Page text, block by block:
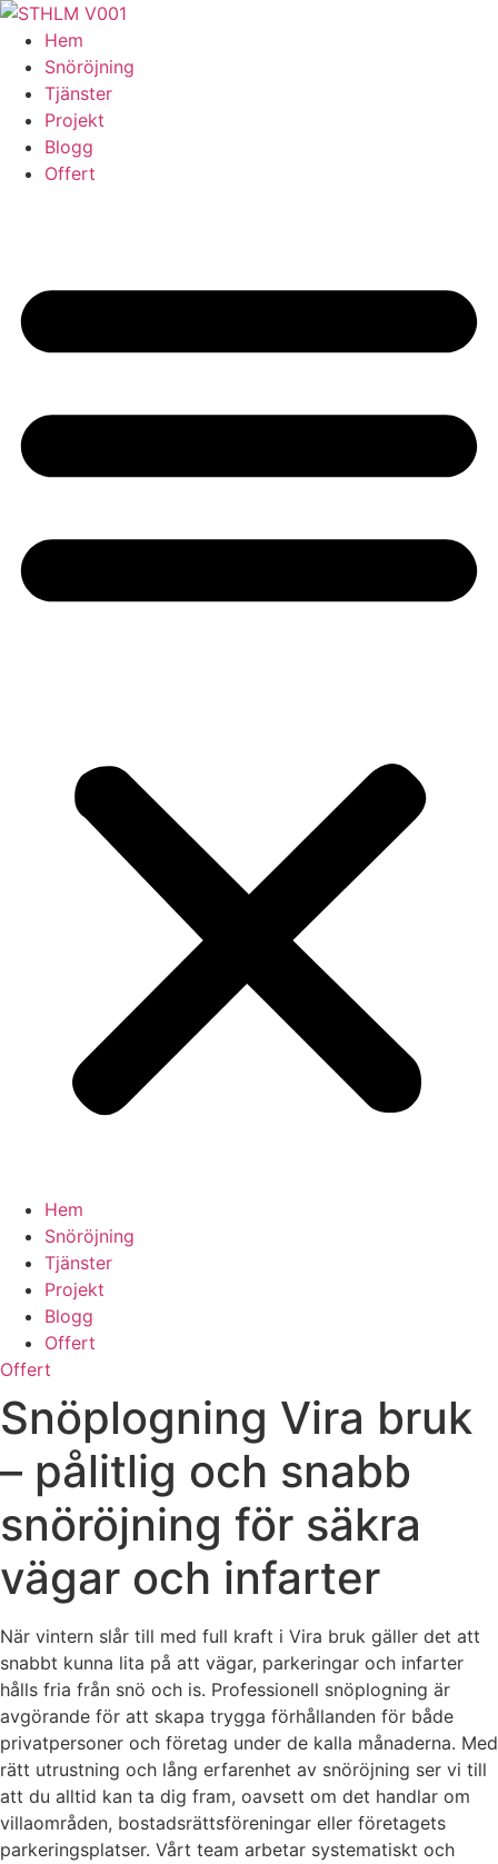
Skip
content
Hem
Snöröjning
Tjänster
Projekt
Blogg
Offert
Hem
Snöröjning
Tjänster
Projekt
Blogg
Offert
Offert
Snöplogning Vira bruk
– pålitlig och snabb
snöröjning för säkra
vägar och infarter
När vintern slår till med full kraft i Vira bruk gäller det att
snabbt kunna lita på att vägar, parkeringar och infarter
hålls fria från snö och is. Professionell snöplogning är
avgörande för att skapa trygga förhållanden för både
privatpersoner och företag under de kalla månaderna. Med
rätt utrustning och lång erfarenhet av snöröjning ser vi till
att du alltid kan ta dig fram, oavsett om det handlar om
villaområden, bostadsrättsföreningar eller företagets
parkeringsplatser. Vårt team arbetar systematiskt och